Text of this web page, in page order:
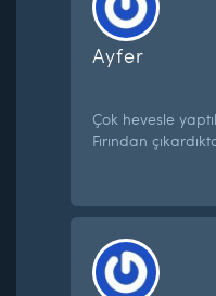
Ayfer
Çok hevesle
Fırından